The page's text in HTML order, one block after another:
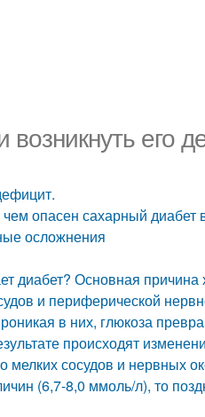
возникнуть его
опасен сахарный диабет
осложнения
диабет? Основная причина
и периферической
в них, глюкоза
происходят
мелких сосудов и нервных
(6,7-8,0 ммоль/л), то